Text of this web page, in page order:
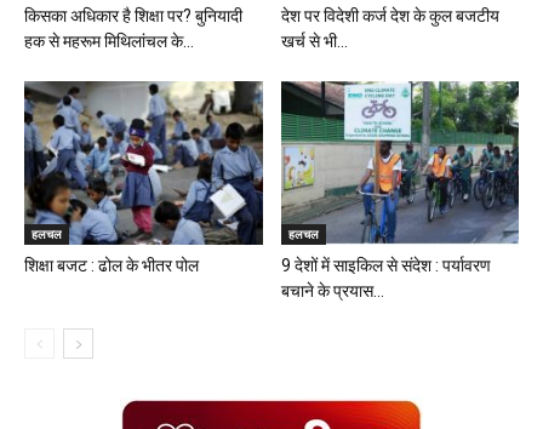
किसका अधिकार है शिक्षा पर? बुनियादी
हक से महरूम मिथिलांचल के...
देश पर विदेशी कर्ज देश के कुल बजटीय
खर्च से भी...
हलचल
शिक्षा बजट : ढोल के भीतर पोल
हलचल
9 देशों में साइकिल से संदेश : पर्यावरण
बचाने के प्रयास...